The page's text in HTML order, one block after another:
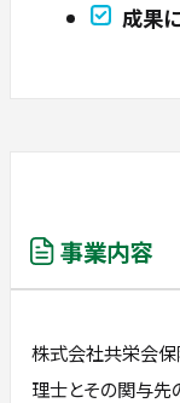
成果
事業内容
株式会社共栄会保
理士とその関与先